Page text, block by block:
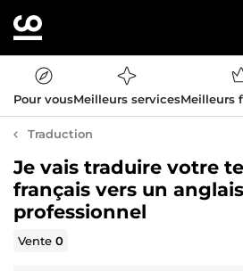
Pour vousMeilleurs servicesMeilleurs
Traduction
Je vais traduire votre
français vers un
professionnel
Vente0